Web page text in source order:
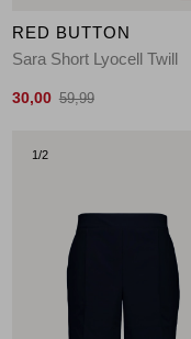
RED BUTTON
Sara Short Lyocell Twill
30,00 59,99
1/2